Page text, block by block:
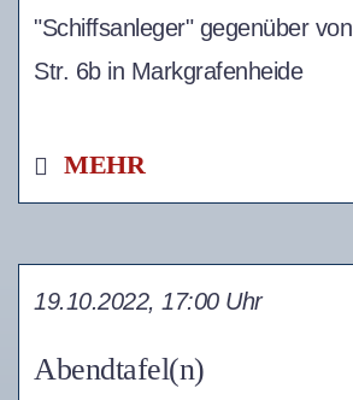
"Schiffsanleger" gegenüber
Str. 6b in Markgrafenheide
MEHR
Abendtafel(n)
19.10.2022, 17:00 Uhr